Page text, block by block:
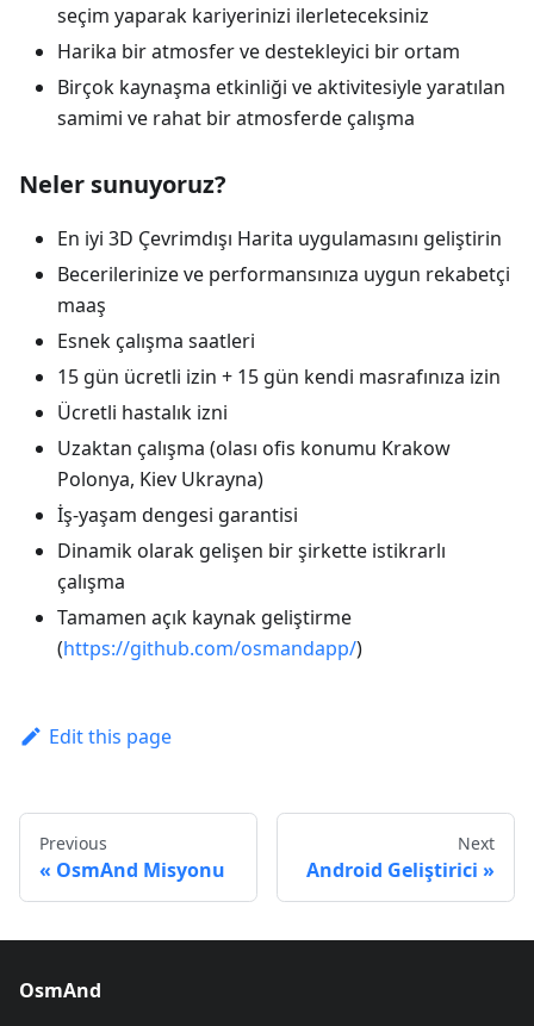
seçim yaparak kariyerinizi ilerleteceksiniz
Harika bir atmosfer ve destekleyici bir ortam
Birçok kaynaşma etkinliği ve aktivitesiyle yaratılan
samimi ve rahat bir atmosferde çalışma
Neler sunuyoruz?
En iyi 3D Çevrimdışı Harita uygulamasını geliştirin
Becerilerinize ve performansınıza uygun rekabetçi
maaş
Esnek çalışma saatleri
15 gün ücretli izin + 15 gün kendi masrafınıza izin
Ücretli hastalık izni
Uzaktan çalışma (olası ofis konumu Krakow
Polonya, Kiev Ukrayna)
İş-yaşam dengesi garantisi
Dinamik olarak gelişen bir şirkette istikrarlı
çalışma
Tamamen açık kaynak geliştirme
(https://github.com/osmandapp/)
Edit this page
Previous
OsmAnd Misyonu
Next
Android Geliştirici
OsmAnd